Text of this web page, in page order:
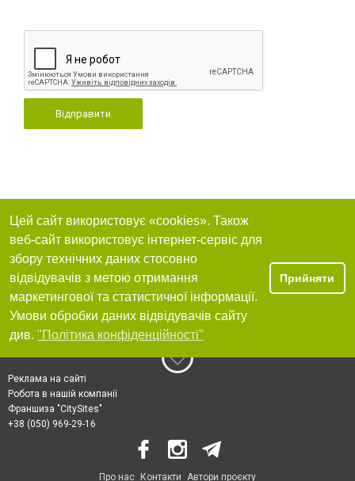
Відправити
Цей сайт використовує «cookies». Також
веб-сайт використовує інтернет-сервіс для
збору технічних даних стосовно
відвідувачів з метою отримання
маркетингової та статистичної інформації.
Умови обробки даних відвідувачів сайту
див. "Політика конфіденційності"
Прийняти
Реклама на сайті
Робота в нашій компанії
Франшиза "CitySites"
+38 (050) 969-29-16
Про нас Контакти Автори проєкту